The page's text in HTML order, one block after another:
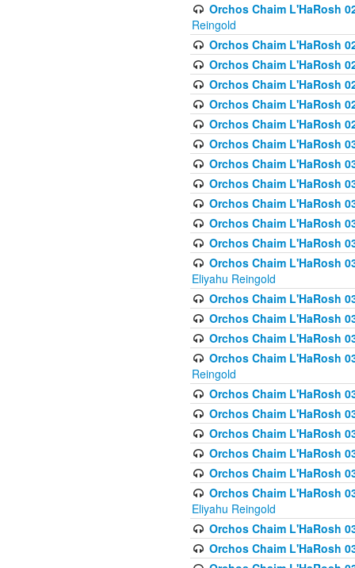
Orchos Chaim L'HaRosh
Reingold
Orchos Chaim L'HaRosh
Orchos Chaim L'HaRosh
Orchos Chaim L'HaRosh
Orchos Chaim L'HaRosh
Orchos Chaim L'HaRosh
Orchos Chaim L'HaRosh
Orchos Chaim L'HaRosh
Orchos Chaim L'HaRosh
Orchos Chaim L'HaRosh
Orchos Chaim L'HaRosh
Orchos Chaim L'HaRosh
Orchos Chaim L'HaRosh
Eliyahu Reingold
Orchos Chaim L'HaRosh
Orchos Chaim L'HaRosh
Orchos Chaim L'HaRosh
Orchos Chaim L'HaRosh
Reingold
Orchos Chaim L'HaRosh
Orchos Chaim L'HaRosh
Orchos Chaim L'HaRosh
Orchos Chaim L'HaRosh
Orchos Chaim L'HaRosh
Orchos Chaim L'HaRosh
Eliyahu Reingold
Orchos Chaim L'HaRosh
Orchos Chaim L'HaRosh